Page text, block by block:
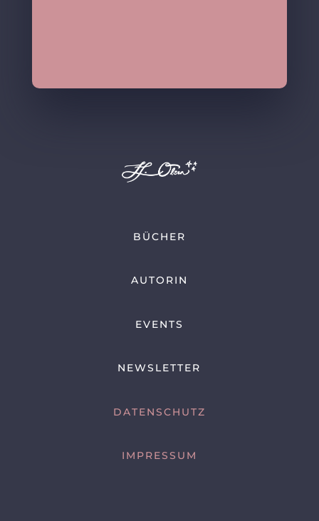
BÜCHER
AUTORIN
EVENTS
NEWSLETTER
DATENSCHUTZ
IMPRESSUM